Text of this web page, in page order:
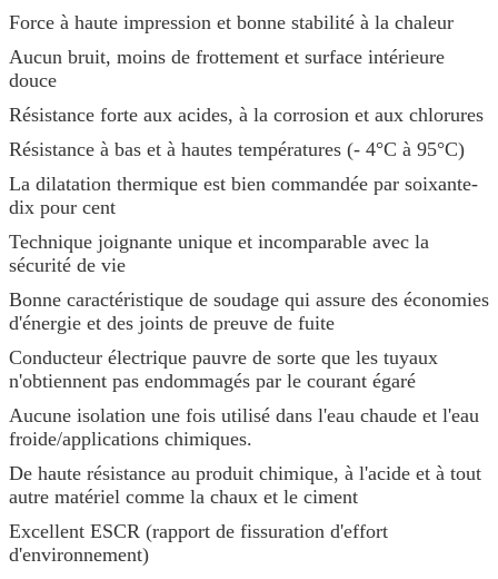
Force à haute impression et bonne stabilité à la chaleur
Aucun bruit, moins de frottement et surface intérieure
douce
Résistance forte aux acides, à la corrosion et aux chlorures
Résistance à bas et à hautes températures (- 4°C à 95°C)
La dilatation thermique est bien commandée par soixante-
dix pour cent
Technique joignante unique et incomparable avec la
sécurité de vie
Bonne caractéristique de soudage qui assure des économies
d'énergie et des joints de preuve de fuite
Conducteur électrique pauvre de sorte que les tuyaux
n'obtiennent pas endommagés par le courant égaré
Aucune isolation une fois utilisé dans l'eau chaude et l'eau
froide/applications chimiques.
De haute résistance au produit chimique, à l'acide et à tout
autre matériel comme la chaux et le ciment
Excellent ESCR (rapport de fissuration d'effort
d'environnement)